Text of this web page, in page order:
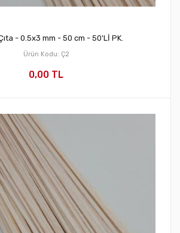
- 0.5x3 mm - 50 cm - 50'Lİ PK.
Ürün Kodu: Ç2
0,00 TL